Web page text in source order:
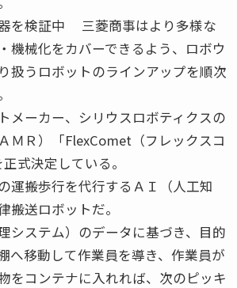
を検証中 三菱商事はより多様な
機械化をカバーできるよう、ロボウ
扱うロボットのラインアップを順次
メーカー、シリウスロボティクスの
ＭＲ）「FlexComet（フレックスコ
式決定している。
運搬歩行を代行するＡＩ（人工知
搬送ロボットだ。
システム）のデータに基づき、目的
へ移動して作業員を導き、作業員が
をコンテナに入れれば、次のピッキ